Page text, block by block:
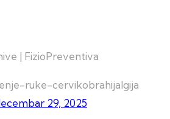
| FizioPreventiva
29, 2025